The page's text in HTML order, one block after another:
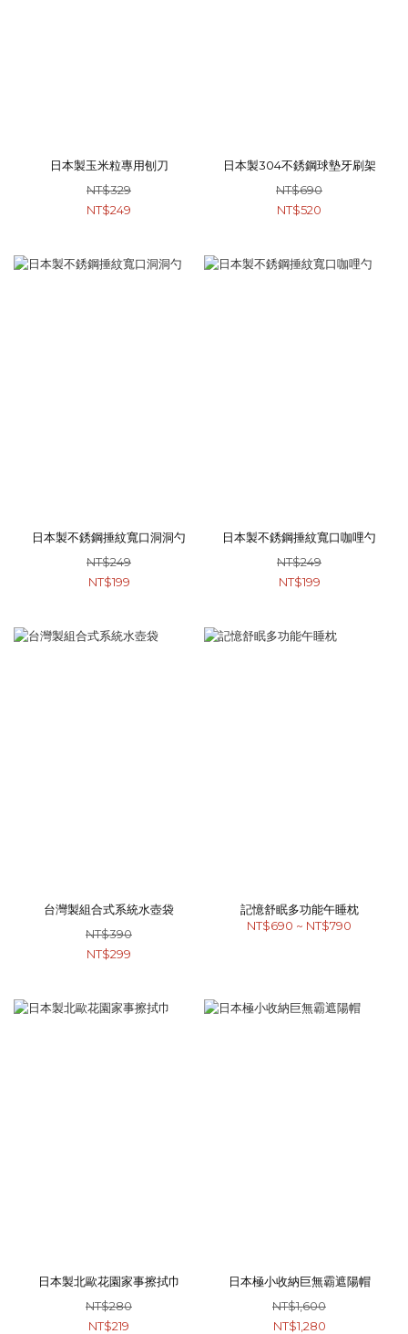
日本製玉米粒專用刨刀
NT$329
NT$249
日本製304不銹鋼球墊牙刷架
NT$690
NT$520
日本製不銹鋼捶紋寬口洞洞勺
NT$249
NT$199
日本製不銹鋼捶紋寬口咖哩勺
NT$249
NT$199
台灣製組合式系統水壺袋
NT$390
NT$299
記憶舒眠多功能午睡枕
NT$690 ~ NT$790
日本製北歐花園家事擦拭巾
NT$280
NT$219
日本極小收納巨無霸遮陽帽
NT$1,600
NT$1,280